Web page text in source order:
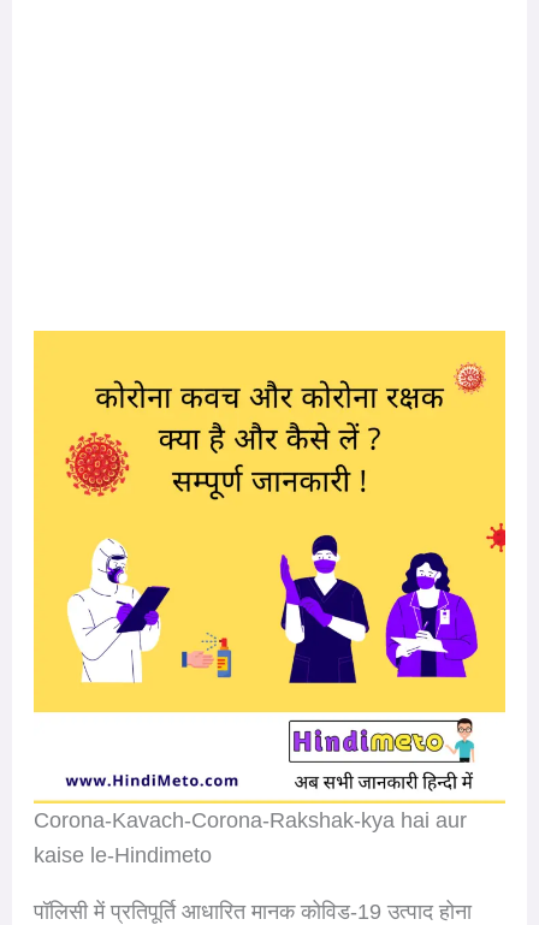
Corona-Kavach-Corona-Rakshak-kya hai aur
kaise le-Hindimeto
पॉलिसी में प्रतिपूर्ति आधारित मानक कोविड-19 उत्पाद होना